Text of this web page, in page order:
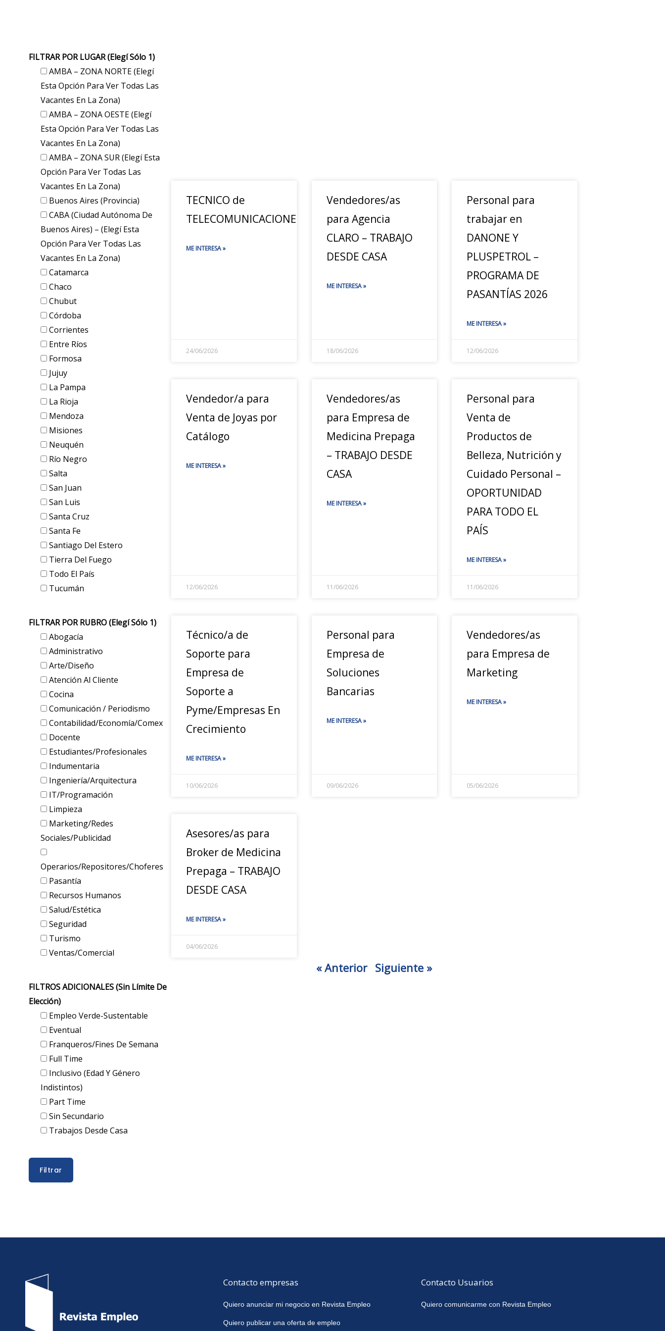
FILTRAR POR LUGAR (elegí Sólo 1)
AMBA – ZONA NORTE (elegí
Esta Opción Para Ver Todas Las
Vacantes En La Zona)
AMBA – ZONA OESTE (elegí
Esta Opción Para Ver Todas Las
Vacantes En La Zona)
AMBA – ZONA SUR (elegí Esta
Opción Para Ver Todas Las
Vacantes En La Zona)
Buenos Aires (provincia)
CABA (Ciudad Autónoma De
Buenos Aires) – (elegí Esta
Opción Para Ver Todas Las
Vacantes En La Zona)
Catamarca
Chaco
Chubut
Córdoba
Corrientes
Entre Ríos
Formosa
Jujuy
La Pampa
La Rioja
Mendoza
Misiones
Neuquén
Río Negro
Salta
San Juan
San Luis
Santa Cruz
Santa Fe
Santiago Del Estero
Tierra Del Fuego
Todo El País
Tucumán
FILTRAR POR RUBRO (elegí Sólo 1)
Abogacía
Administrativo
Arte/Diseño
Atención Al Cliente
Cocina
Comunicación / Periodismo
Contabilidad/Economía/Comex
Docente
Estudiantes/Profesionales
Indumentaria
Ingeniería/Arquitectura
IT/Programación
Limpieza
Marketing/Redes
Sociales/Publicidad
Operarios/Repositores/Choferes
Pasantía
Recursos Humanos
Salud/Estética
Seguridad
Turismo
Ventas/Comercial
FILTROS ADICIONALES (sin Límite De
Elección)
Empleo Verde-Sustentable
Eventual
Franqueros/Fines De Semana
Full Time
Inclusivo (edad Y Género
Indistintos)
Part Time
Sin Secundario
Trabajos Desde Casa
TECNICO de
TELECOMUNICACIONES
ME INTERESA »
24/06/2026
Vendedores/as
para Agencia
CLARO – TRABAJO
DESDE CASA
ME INTERESA »
18/06/2026
Personal para
trabajar en
DANONE Y
PLUSPETROL –
PROGRAMA DE
PASANTÍAS 2026
ME INTERESA »
12/06/2026
Vendedor/a para
Venta de Joyas por
Catálogo
ME INTERESA »
12/06/2026
Vendedores/as
para Empresa de
Medicina Prepaga
– TRABAJO DESDE
CASA
ME INTERESA »
11/06/2026
Personal para
Venta de
Productos de
Belleza, Nutrición y
Cuidado Personal –
OPORTUNIDAD
PARA TODO EL
PAÍS
ME INTERESA »
11/06/2026
Técnico/a de
Soporte para
Empresa de
Soporte a
Pyme/Empresas En
Crecimiento
ME INTERESA »
10/06/2026
Personal para
Empresa de
Soluciones
Bancarias
ME INTERESA »
09/06/2026
Vendedores/as
para Empresa de
Marketing
ME INTERESA »
05/06/2026
Asesores/as para
Broker de Medicina
Prepaga – TRABAJO
DESDE CASA
ME INTERESA »
04/06/2026
« Anterior Siguiente »
Contacto empresas
Quiero anunciar mi negocio en Revista Empleo
Quiero publicar una oferta de empleo
Contacto Usuarios
Quiero comunicarme con Revista Empleo